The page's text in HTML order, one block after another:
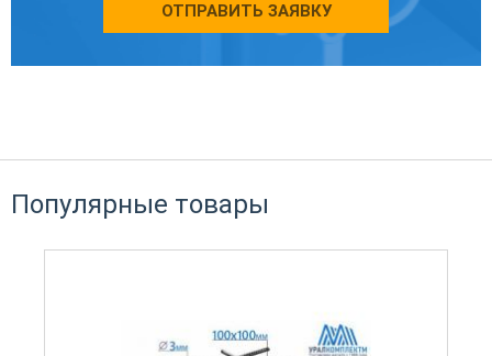
ОТПРАВИТЬ ЗАЯВКУ
Популярные товары